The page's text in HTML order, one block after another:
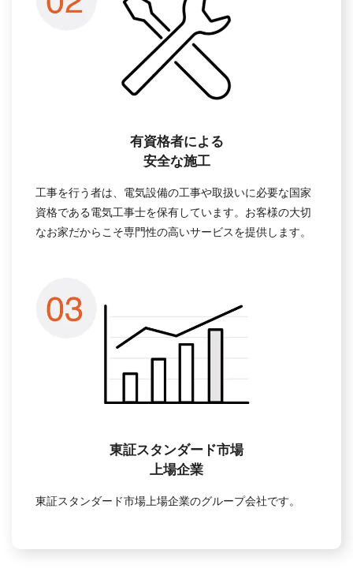
有資格者による
安全な施工
工事を行う者は、電気設備の工事や取扱いに必要な国家
資格である電気工事士を保有しています。お客様の大切
なお家だからこそ専門性の高いサービスを提供します。
東証スタンダード市場
上場企業
東証スタンダード市場上場企業のグループ会社です。